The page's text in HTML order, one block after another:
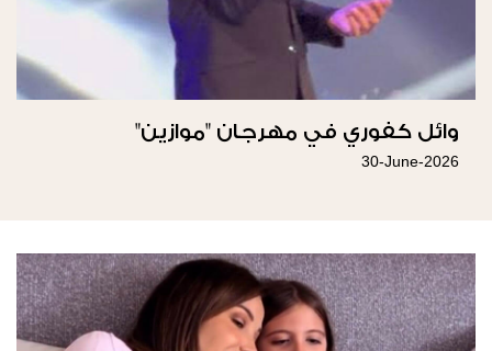
وائل كفوري في مهرجان "موازين"
30-June-2026